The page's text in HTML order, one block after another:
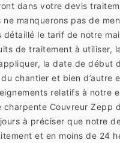
dans votre devis
manquerons pas de
détaillé le tarif de notre
de traitement à utiliser,
la date de début
chantier et bien d’autre
relatifs à notre
Couvreur Zepp
à préciser que notre
et en moins de 24